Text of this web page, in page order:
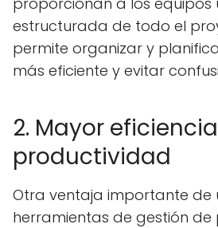
estructurada de todo el
permite organizar y
más eficiente y evitar
2. Mayor
productividad
Otra ventaja importante de
herramientas de gestión de